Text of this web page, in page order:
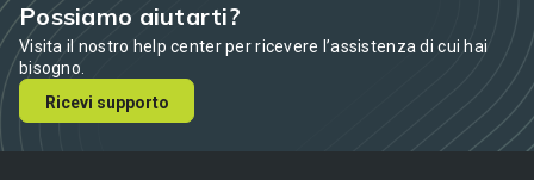
Possiamo aiutarti?
Visita il nostro help center per ricevere l’assistenza di cui hai
bisogno.
Ricevi supporto